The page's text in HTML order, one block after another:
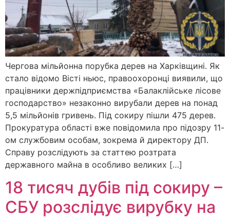
Чергова мільйонна порубка дерев на Харківщині. Як
стало відомо Вісті ньюс, правоохоронці виявили, що
працівники держпідприємства «Балаклійське лісове
господарство» незаконно вирубали дерев на понад
5,5 мільйонів гривень. Під сокиру пішли 475 дерев.
Прокуратура області вже повідомила про підозру 11-
ом службовим особам, зокрема й директору ДП.
Справу розслідують за статтею розтрата
державного майна в особливо великих […]
18 тисяч дубів під сокиру –
СБУ розслідує вирубку на